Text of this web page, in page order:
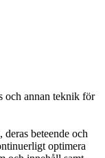
och annan teknik för
beteende och
optimera